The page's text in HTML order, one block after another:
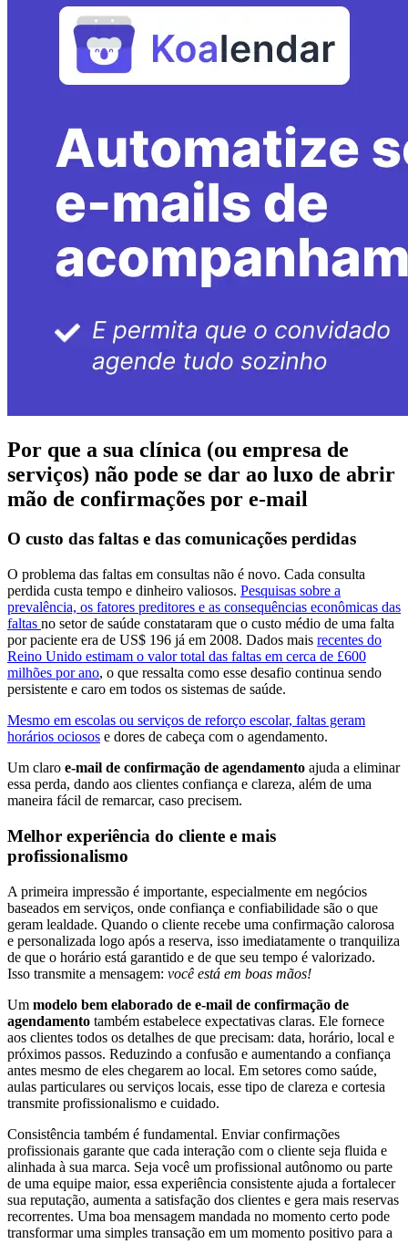
Por que a sua clínica (ou empresa de
serviços) não pode se dar ao luxo de abrir
mão de confirmações por e-mail
O custo das faltas e das comunicações perdidas
O problema das faltas em consultas não é novo. Cada consulta
perdida custa tempo e dinheiro valiosos. Pesquisas sobre a
prevalência, os fatores preditores e as consequências econômicas das
faltas no setor de saúde constataram que o custo médio de uma falta
por paciente era de US$ 196 já em 2008. Dados mais recentes do
Reino Unido estimam o valor total das faltas em cerca de £600
milhões por ano, o que ressalta como esse desafio continua sendo
persistente e caro em todos os sistemas de saúde.
Mesmo em escolas ou serviços de reforço escolar, faltas geram
horários ociosos e dores de cabeça com o agendamento.
Um claro e-mail de confirmação de agendamento ajuda a eliminar
essa perda, dando aos clientes confiança e clareza, além de uma
maneira fácil de remarcar, caso precisem.
Melhor experiência do cliente e mais
profissionalismo
A primeira impressão é importante, especialmente em negócios
baseados em serviços, onde confiança e confiabilidade são o que
geram lealdade. Quando o cliente recebe uma confirmação calorosa
e personalizada logo após a reserva, isso imediatamente o tranquiliza
de que o horário está garantido e de que seu tempo é valorizado.
Isso transmite a mensagem: você está em boas mãos!
Um modelo bem elaborado de e-mail de confirmação de
agendamento também estabelece expectativas claras. Ele fornece
aos clientes todos os detalhes de que precisam: data, horário, local e
próximos passos. Reduzindo a confusão e aumentando a confiança
antes mesmo de eles chegarem ao local. Em setores como saúde,
aulas particulares ou serviços locais, esse tipo de clareza e cortesia
transmite profissionalismo e cuidado.
Consistência também é fundamental. Enviar confirmações
profissionais garante que cada interação com o cliente seja fluida e
alinhada à sua marca. Seja você um profissional autônomo ou parte
de uma equipe maior, essa experiência consistente ajuda a fortalecer
sua reputação, aumenta a satisfação dos clientes e gera mais reservas
recorrentes. Uma boa mensagem mandada no momento certo pode
transformar uma simples transação em um momento positivo para a